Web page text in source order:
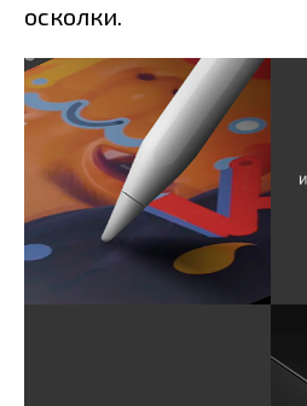
осколки.